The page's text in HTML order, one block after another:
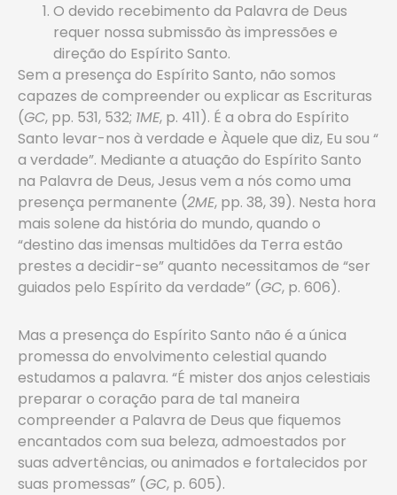
O devido recebimento da Palavra de Deus
requer nossa submissão às impressões e
direção do Espírito Santo.
Sem a presença do Espírito Santo, não somos
capazes de compreender ou explicar as Escrituras
(GC, pp. 531, 532; 1ME, p. 411). É a obra do Espírito
Santo levar-nos à verdade e Àquele que diz, Eu sou “
a verdade”. Mediante a atuação do Espírito Santo
na Palavra de Deus, Jesus vem a nós como uma
presença permanente (2ME, pp. 38, 39). Nesta hora
mais solene da história do mundo, quando o
“destino das imensas multidões da Terra estão
prestes a decidir-se” quanto necessitamos de “ser
guiados pelo Espírito da verdade” (GC, p. 606).
Mas a presença do Espírito Santo não é a única
promessa do envolvimento celestial quando
estudamos a palavra. “É mister dos anjos celestiais
preparar o coração para de tal maneira
compreender a Palavra de Deus que fiquemos
encantados com sua beleza, admoestados por
suas advertências, ou animados e fortalecidos por
suas promessas” (GC, p. 605).